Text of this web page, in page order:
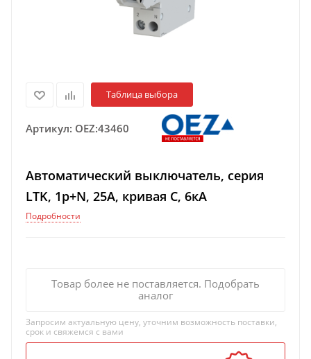
Таблица выбора
Артикул: OEZ:43460
Автоматический выключатель, серия
LTK, 1p+N, 25А, кривая C, 6кА
Подробности
Товар более не поставляется. Подобрать
аналог
Запросим актуальную цену, уточним возможность поставки,
срок и свяжемся с вами